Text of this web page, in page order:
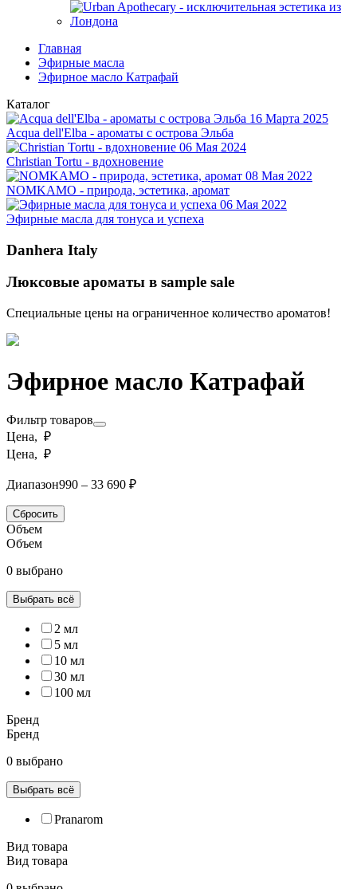
Главная
Эфирные масла
Эфирное масло Катрафай
Каталог
16 Марта 2025
Acqua dell'Elba - ароматы с острова Эльба
06 Мая 2024
Christian Tortu - вдохновение
08 Мая 2022
NOMKAMO - природа, эстетика, аромат
06 Мая 2022
Эфирные масла для тонуса и успеха
Danhera Italy
Люксовые ароматы в sample sale
Специальные цены на ограниченное количество ароматов!
Эфирное масло Катрафай
Фильтр товаров
Цена, ₽
Цена, ₽
Диапазон990 – 33 690 ₽
Сбросить
Объем
Объем
0 выбрано
Выбрать всё
2 мл
5 мл
10 мл
30 мл
100 мл
Бренд
Бренд
0 выбрано
Выбрать всё
Pranarom
Вид товара
Вид товара